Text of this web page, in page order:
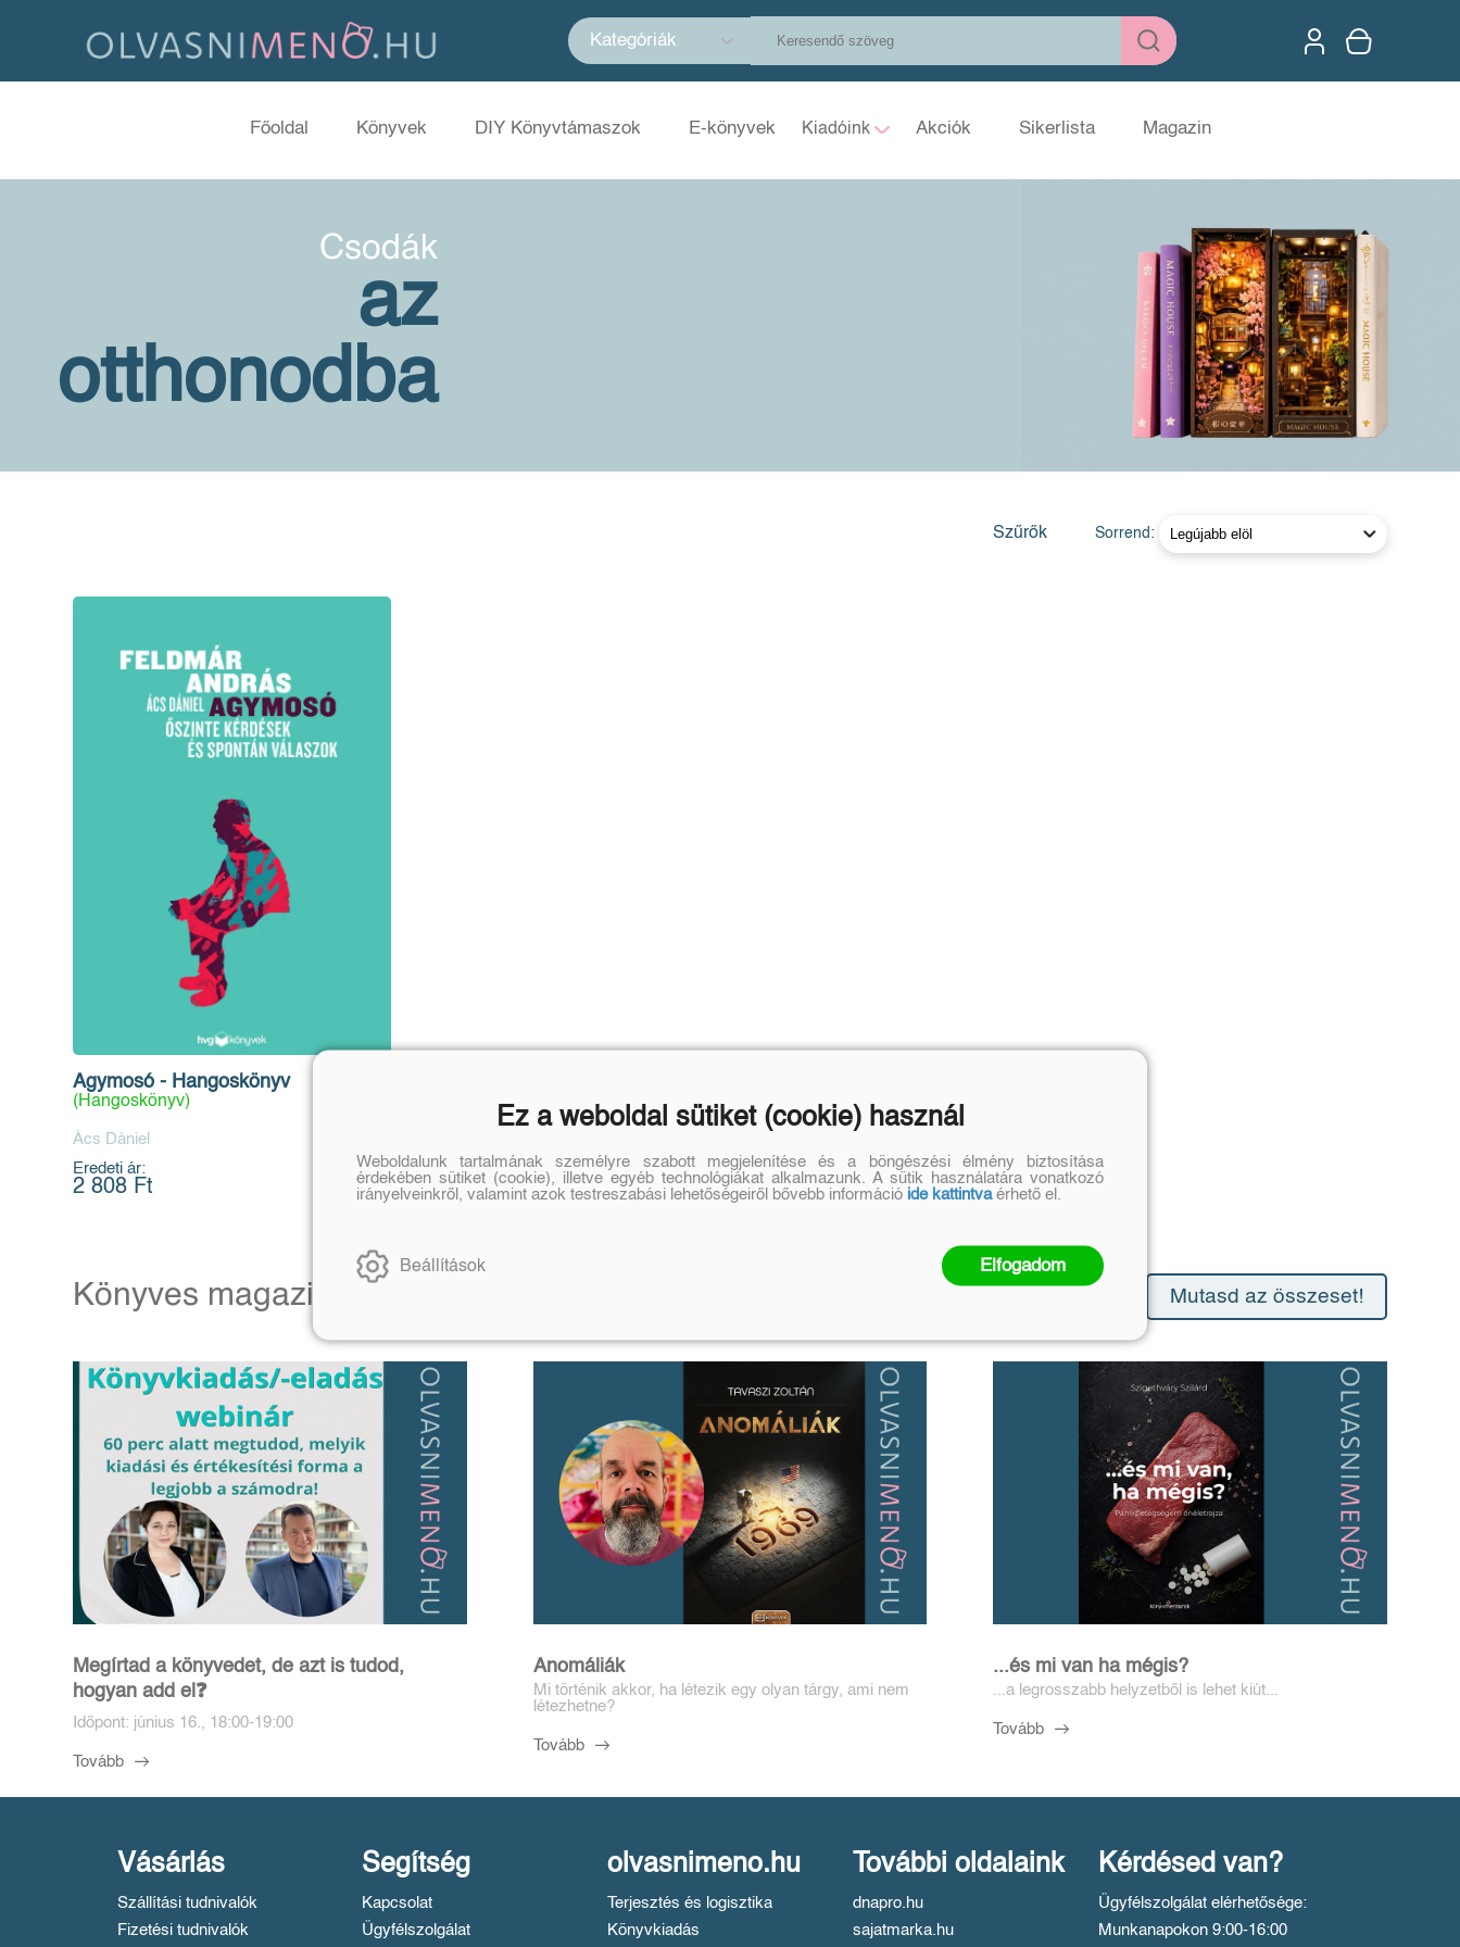
Kategóriák
Főoldal Könyvek DIY Könyvtámaszok E-könyvek Kiadóink Akciók Sikerlista Magazin
Csodák
az
otthonodba
Szűrők Sorrend:
Agymosó - Hangoskönyv
(Hangoskönyv)
Ács Dániel
Eredeti ár:
2 808 Ft
Könyves magazin Mutasd az összeset!
Megírtad a könyvedet, de azt is tudod,
hogyan add el❓️
Időpont: június 16., 18:00-19:00
Tovább
Anomáliák
Mi történik akkor, ha létezik egy olyan tárgy, ami nem
létezhetne?
Tovább
...és mi van ha mégis?
...a legrosszabb helyzetből is lehet kiút...
Tovább
Vásárlás
Szállítási tudnivalók
Fizetési tudnivalók
Segítség
Kapcsolat
Ügyfélszolgálat
olvasnimeno.hu
Terjesztés és logisztika
Könyvkiadás
További oldalaink
dnapro.hu
sajatmarka.hu
Kérdésed van?
Ügyfélszolgálat elérhetősége:
Munkanapokon 9:00-16:00
Ez a weboldal sütiket (cookie) használ
Weboldalunk tartalmának személyre szabott megjelenítése és a böngészési élmény biztosítása
érdekében sütiket (cookie), illetve egyéb technológiákat alkalmazunk. A sütik használatára vonatkozó
irányelveinkről, valamint azok testreszabási lehetőségeiről bővebb információ ide kattintvaérhető el.
Beállítások Elfogadom